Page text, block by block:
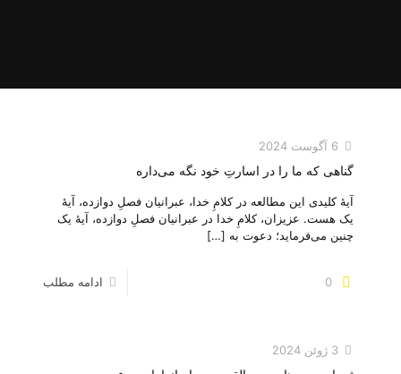
6 آگوست 2024
گناهی که ما را در اسارتِ خود نگه می‌‌داره
آیهٔ کلیدی این مطالعه در کلامِ خدا، عبرانیان فصلِ دوازده، آیهٔ
یک هست. عزیزان، کلامِ خدا در عبرانیان فصلِ دوازده، آیهٔ یک
چنین می‌‌فرماید؛ دعوت به […]
0 ادامه مطلب
3 ژوئن 2024